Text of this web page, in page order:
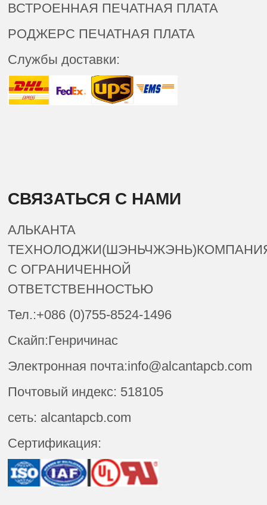
ВСТРОЕННАЯ ПЕЧАТНАЯ ПЛАТА
РОДЖЕРС ПЕЧАТНАЯ ПЛАТА
Службы доставки:
СВЯЗАТЬСЯ С НАМИ
АЛЬКАНТА
С ОГРАНИЧЕННОЙ
ОТВЕТСТВЕННОСТЬЮ
Тел.:+086 (0)755-8524-1496
Скайп:Генричинас
Электронная почта:info@alcantapcb.com
Почтовый индекс: 518105
сеть: alcantapcb.com
Сертификация: